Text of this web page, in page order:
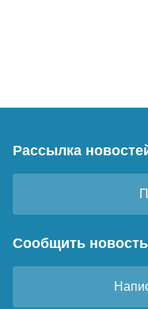
Рассылка
Сообщить новость